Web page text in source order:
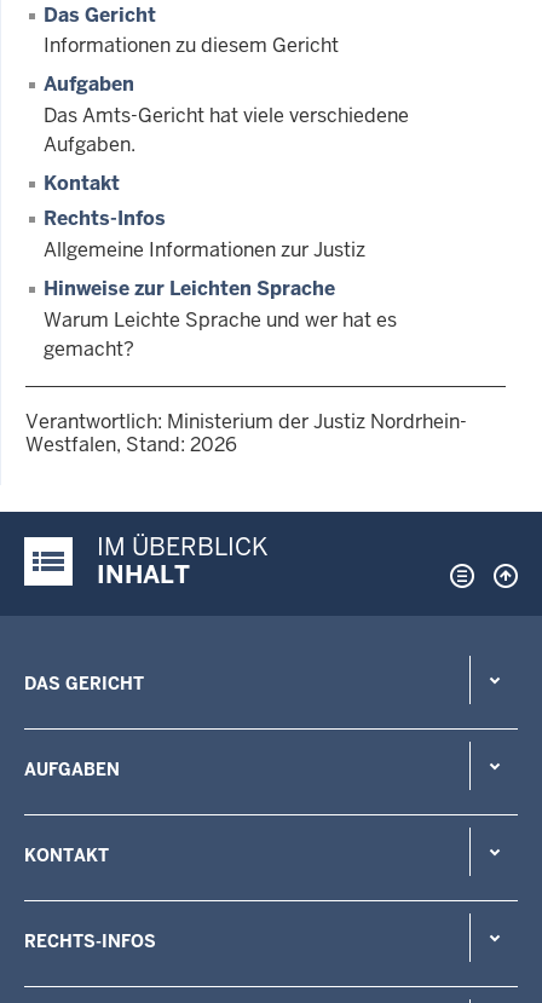
Das Gericht
Informationen zu diesem Gericht
Aufgaben
Das Amts-Gericht hat viele verschiedene
Aufgaben.
Kontakt
Rechts-Infos
Allgemeine Informationen zur Justiz
Hinweise zur Leichten Sprache
Warum Leichte Sprache und wer hat es
gemacht?
Verantwortlich: Ministerium der Justiz Nordrhein-
Westfalen, Stand: 2026
Justiz-Portal im Überblick:
IM ÜBERBLICK
INHALT
DAS GERICHT
AUFGABEN
KONTAKT
RECHTS-INFOS